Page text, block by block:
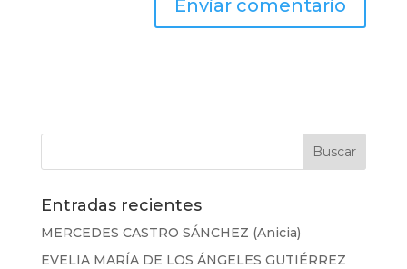
Entradas recientes
MERCEDES CASTRO SÁNCHEZ (Anicia)
EVELIA MARÍA DE LOS ÁNGELES GUTIÉRREZ